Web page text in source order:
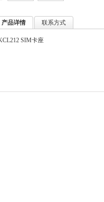
产品详情 联系方式
SIM卡座